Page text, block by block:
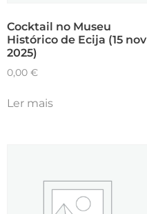
Cocktail no Museu
Histórico de Ecija (15 nov
2025)
0,00 €
Ler mais